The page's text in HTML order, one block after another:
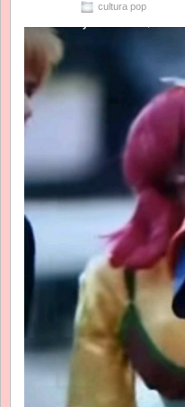
cultura pop